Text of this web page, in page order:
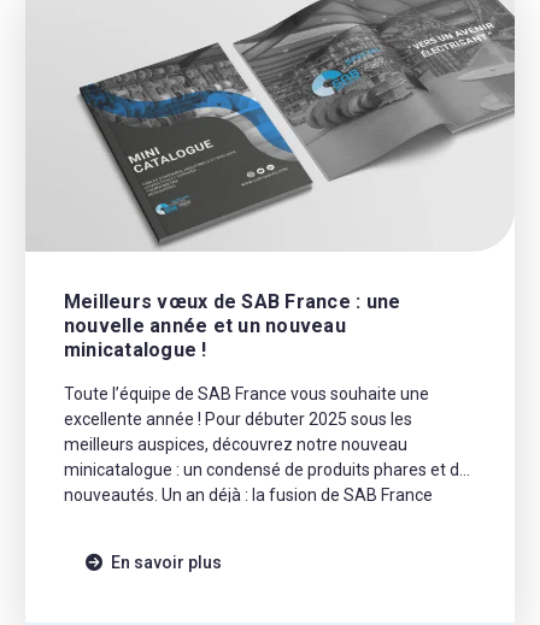
Meilleurs vœux de SAB France : une
nouvelle année et un nouveau
minicatalogue !
Toute l’équipe de SAB France vous souhaite une
excellente année ! Pour débuter 2025 sous les
meilleurs auspices, découvrez notre nouveau
minicatalogue : un condensé de produits phares et de
nouveautés. Un an déjà : la fusion de SAB France
En savoir plus